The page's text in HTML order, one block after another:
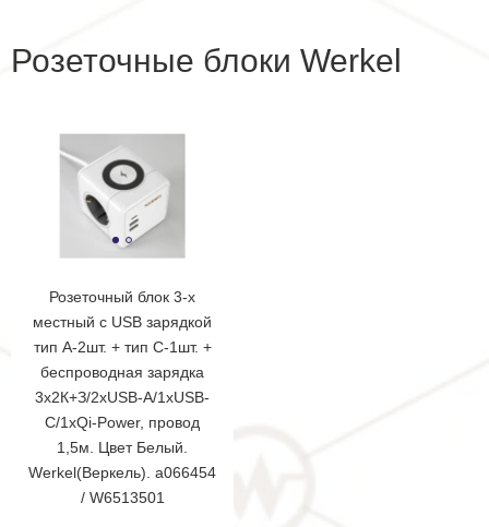
Розеточные блоки Werkel
Розеточный блок 3-х
местный с USB зарядкой
тип А-2шт. + тип C-1шт. +
беспроводная зарядка
3х2К+З/2хUSB-A/1хUSB-
С/1хQi-Power, провод
1,5м. Цвет Белый.
Werkel(Веркель). a066454
/ W6513501